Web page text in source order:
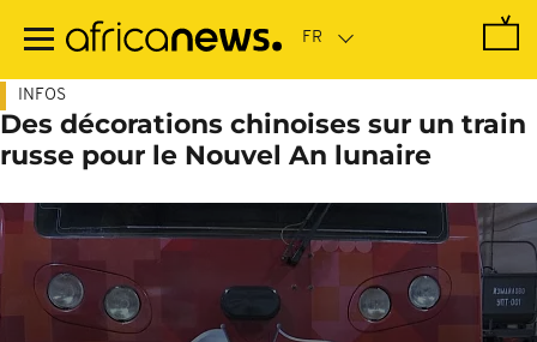
contenu
INFOS
Des décorations chinoises sur un train
russe pour le Nouvel An lunaire